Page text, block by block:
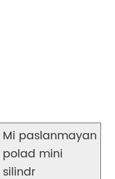
Mi paslanmayan
polad mini
silindr